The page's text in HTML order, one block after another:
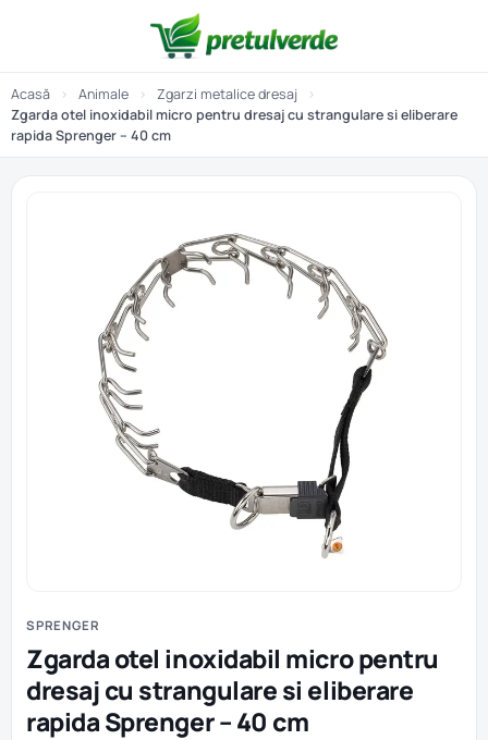
Acasă › Animale › Zgarzi metalice dresaj
›
Zgarda otel inoxidabil micro pentru dresaj cu strangulare si eliberare
rapida Sprenger – 40 cm
SPRENGER
Zgarda otel inoxidabil micro pentru
dresaj cu strangulare si eliberare
rapida Sprenger – 40 cm